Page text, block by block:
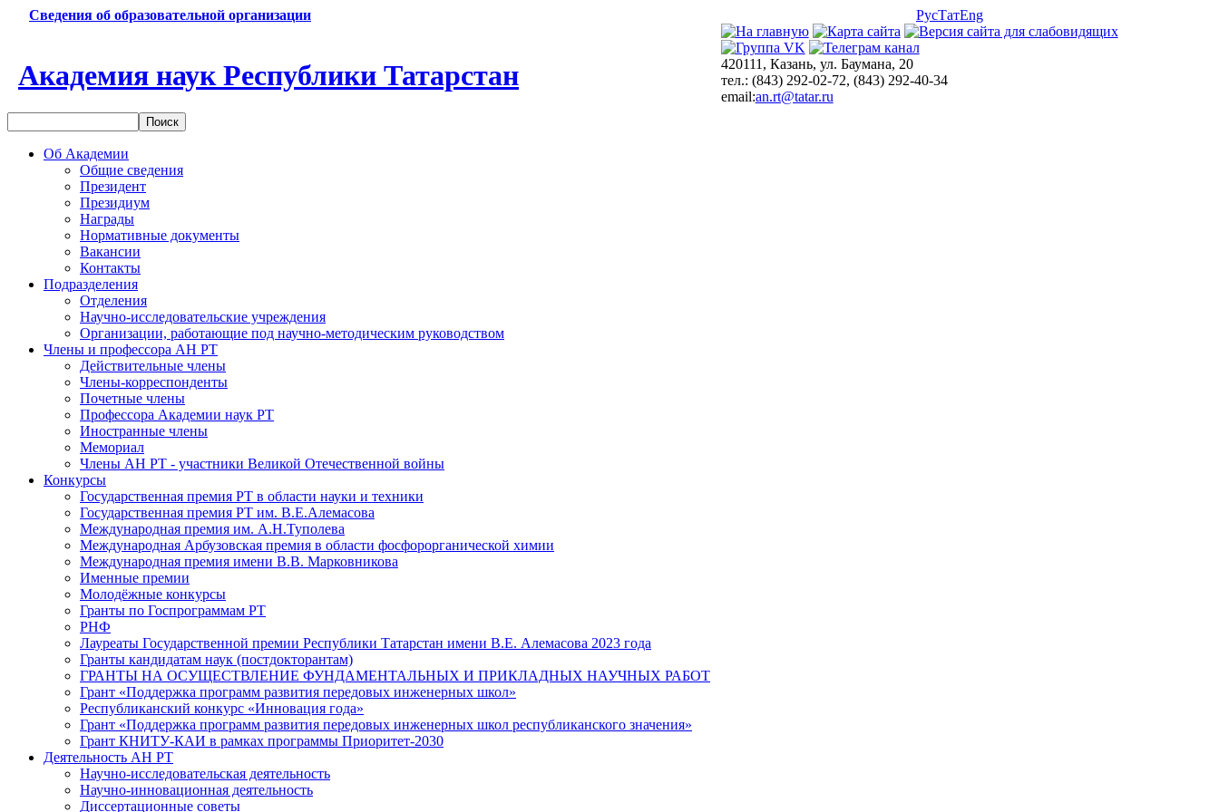
Сведения об образовательной организации РусТатEng
Академия наук Республики Татарстан
420111, Казань, ул. Баумана, 20
тел.: (843) 292-02-72, (843) 292-40-34
email:an.rt@tatar.ru
Об Академии
Общие сведения
Президент
Президиум
Награды
Нормативные документы
Вакансии
Контакты
Подразделения
Отделения
Научно-исследовательские учреждения
Организации, работающие под научно-методическим руководством
Члены и профессора АН РТ
Действительные члены
Члены-корреспонденты
Почетные члены
Профессора Академии наук РТ
Иностранные члены
Мемориал
Члены АН РТ - участники Великой Отечественной войны
Конкурсы
Государственная премия РТ в области науки и техники
Государственная премия РТ им. В.Е.Алемасова
Международная премия им. А.Н.Туполева
Международная Арбузовская премия в области фосфорорганической химии
Международная премия имени В.В. Марковникова
Именные премии
Молодёжные конкурсы
Гранты по Госпрограммам РТ
РНФ
Лауреаты Государственной премии Республики Татарстан имени В.Е. Алемасова 2023 года
Гранты кандидатам наук (постдокторантам)
ГРАНТЫ НА ОСУЩЕСТВЛЕНИЕ ФУНДАМЕНТАЛЬНЫХ И ПРИКЛАДНЫХ НАУЧНЫХ РАБОТ
Грант «Поддержка программ развития передовых инженерных школ»
Республиканский конкурс «Инновация года»
Грант «Поддержка программ развития передовых инженерных школ республиканского значения»
Грант КНИТУ-КАИ в рамках программы Приоритет-2030
Деятельность АН РТ
Научно-исследовательская деятельность
Научно-инновационная деятельность
Диссертационные советы